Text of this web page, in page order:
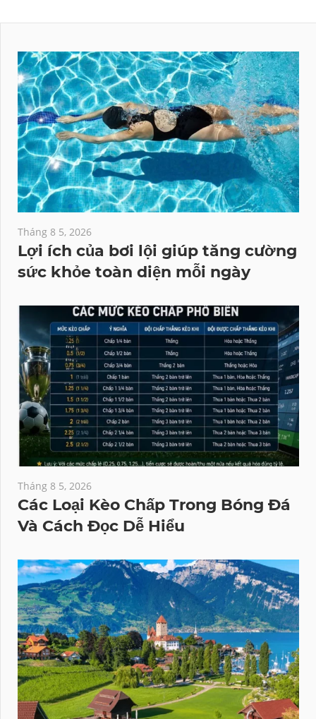
viết
Tháng 8 5, 2026
Lợi ích của bơi lội giúp tăng cường
sức khỏe toàn diện mỗi ngày
Tháng 8 5, 2026
Các Loại Kèo Chấp Trong Bóng Đá
Và Cách Đọc Dễ Hiểu